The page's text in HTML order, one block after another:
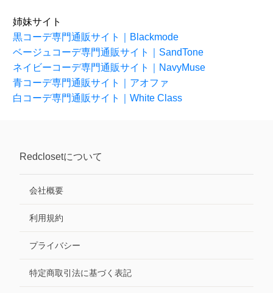
姉妹サイト
黒コーデ専門通販サイト｜Blackmode
ベージュコーデ専門通販サイト｜SandTone
ネイビーコーデ専門通販サイト｜NavyMuse
青コーデ専門通販サイト｜アオファ
白コーデ専門通販サイト｜White Class
Redclosetについて
会社概要
利用規約
プライバシー
特定商取引法に基づく表記